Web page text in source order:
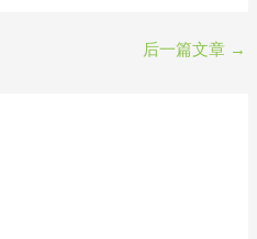
后一篇文章 →